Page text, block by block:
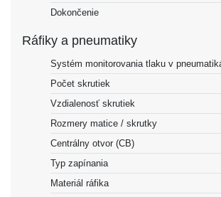
Dokončenie
Ráfiky a pneumatiky
Systém monitorovania tlaku v
Počet skrutiek
Vzdialenosť skrutiek
Rozmery matice / skrutky
Centrálny otvor (CB)
Typ zapínania
Materiál ráfika